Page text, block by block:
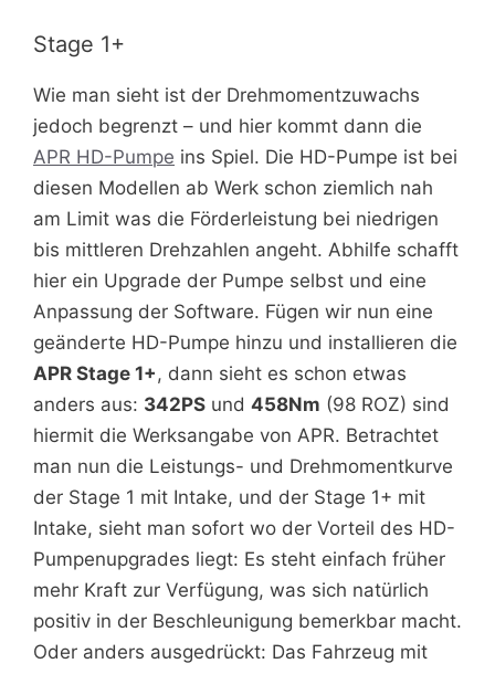
Stage 1+
Wie man sieht ist der Drehmomentzuwachs
jedoch begrenzt – und hier kommt dann die
APR HD-Pumpe ins Spiel. Die HD-Pumpe ist bei
diesen Modellen ab Werk schon ziemlich nah
am Limit was die Förderleistung bei niedrigen
bis mittleren Drehzahlen angeht. Abhilfe schafft
hier ein Upgrade der Pumpe selbst und eine
Anpassung der Software. Fügen wir nun eine
geänderte HD-Pumpe hinzu und installieren die
APR Stage 1+, dann sieht es schon etwas
anders aus: 342PS und 458Nm (98 ROZ) sind
hiermit die Werksangabe von APR. Betrachtet
man nun die Leistungs- und Drehmomentkurve
der Stage 1 mit Intake, und der Stage 1+ mit
Intake, sieht man sofort wo der Vorteil des HD-
Pumpenupgrades liegt: Es steht einfach früher
mehr Kraft zur Verfügung, was sich natürlich
positiv in der Beschleunigung bemerkbar macht.
Oder anders ausgedrückt: Das Fahrzeug mit